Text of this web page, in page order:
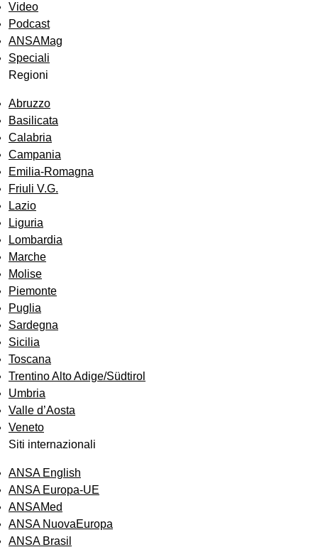
Video
Podcast
ANSAMag
Speciali
Regioni
Abruzzo
Basilicata
Calabria
Campania
Emilia-Romagna
Friuli V.G.
Lazio
Liguria
Lombardia
Marche
Molise
Piemonte
Puglia
Sardegna
Sicilia
Toscana
Trentino Alto Adige/Südtirol
Umbria
Valle d’Aosta
Veneto
Siti internazionali
ANSA English
ANSA Europa-UE
ANSAMed
ANSA NuovaEuropa
ANSA Brasil